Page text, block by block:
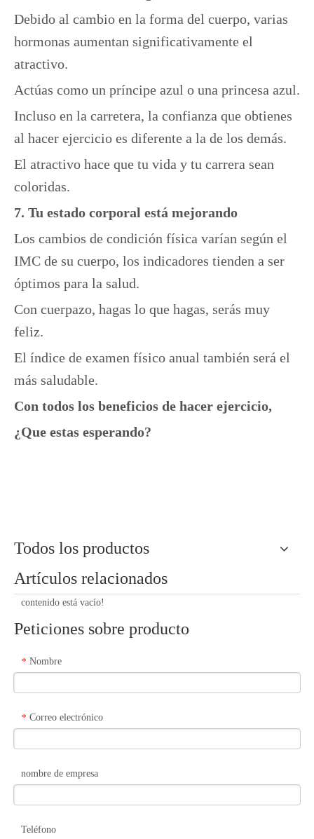
Debido al cambio en la forma del cuerpo, varias
hormonas aumentan significativamente el
atractivo.
Actúas como un príncipe azul o una princesa azul.
Incluso en la carretera, la confianza que obtienes
al hacer ejercicio es diferente a la de los demás.
El atractivo hace que tu vida y tu carrera sean
coloridas.
7. Tu estado corporal está mejorando
Los cambios de condición física varían según el
IMC de su cuerpo, los indicadores tienden a ser
óptimos para la salud.
Con cuerpazo, hagas lo que hagas, serás muy
feliz.
El índice de examen físico anual también será el
más saludable.
Con todos los beneficios de hacer ejercicio,
¿Que estas esperando?
Todos los productos
Artículos relacionados
contenido está vacío!
Peticiones sobre producto
* Nombre
* Correo electrónico
nombre de empresa
Teléfono